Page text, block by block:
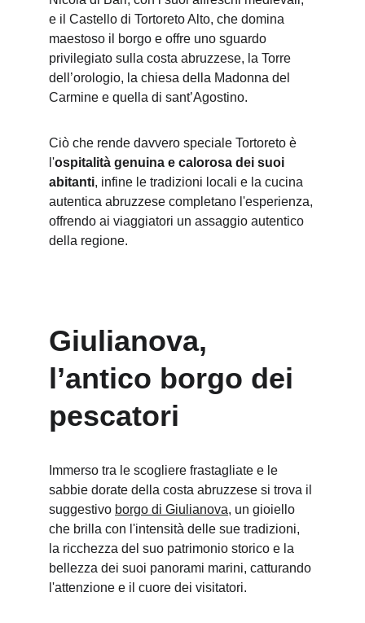
e il Castello di Tortoreto Alto, che domina
maestoso il borgo e offre uno sguardo
privilegiato sulla costa abruzzese, la Torre
dell’orologio, la chiesa della Madonna del
Carmine e quella di sant’Agostino.
Ciò che rende davvero speciale Tortoreto è
l'ospitalità genuina e calorosa dei suoi
abitanti, infine le tradizioni locali e la cucina
autentica abruzzese completano l'esperienza,
offrendo ai viaggiatori un assaggio autentico
della regione.
Giulianova,
l’antico borgo dei
pescatori
Immerso tra le scogliere frastagliate e le
sabbie dorate della costa abruzzese si trova il
suggestivo borgo di Giulianova, un gioiello
che brilla con l'intensità delle sue tradizioni,
la ricchezza del suo patrimonio storico e la
bellezza dei suoi panorami marini, catturando
l'attenzione e il cuore dei visitatori.